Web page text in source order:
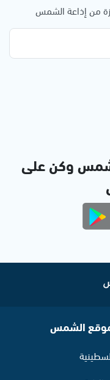
من إذاعة الشمس
وكن على
موقع الشمس